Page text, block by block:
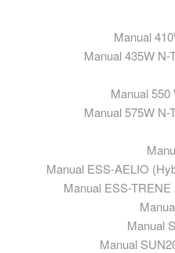
Manual
Manual 435W N-
Manual 550
Manual 575W N-
Manual ESS-AELIO
Manual ESS-
Manual
Manual